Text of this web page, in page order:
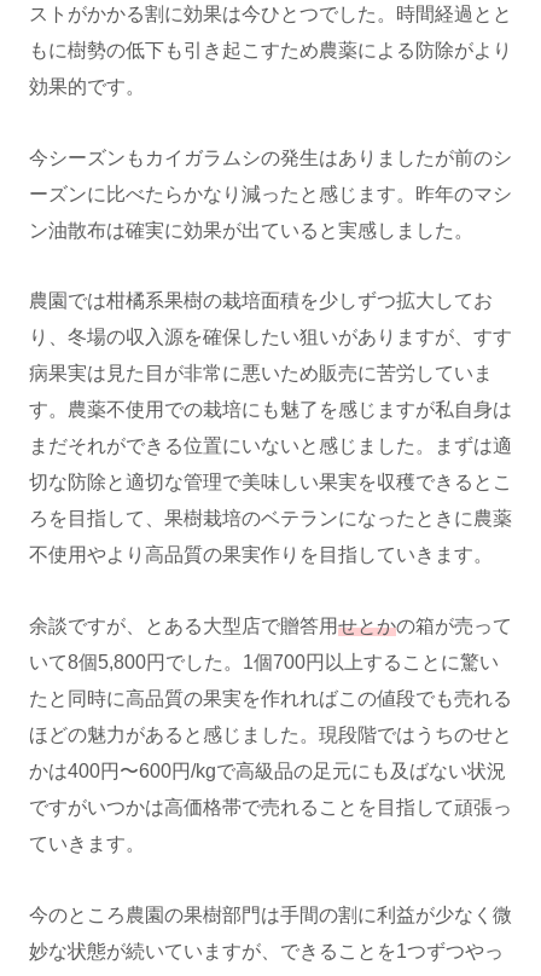
ストがかかる割に効果は今ひとつでした。時間経過とと
もに樹勢の低下も引き起こすため農薬による防除がより
効果的です。
今シーズンもカイガラムシの発生はありましたが前のシ
ーズンに比べたらかなり減ったと感じます。昨年のマシ
ン油散布は確実に効果が出ていると実感しました。
農園では柑橘系果樹の栽培面積を少しずつ拡大してお
り、冬場の収入源を確保したい狙いがありますが、すす
病果実は見た目が非常に悪いため販売に苦労していま
す。農薬不使用での栽培にも魅了を感じますが私自身は
まだそれができる位置にいないと感じました。まずは適
切な防除と適切な管理で美味しい果実を収穫できるとこ
ろを目指して、果樹栽培のベテランになったときに農薬
不使用やより高品質の果実作りを目指していきます。
余談ですが、とある大型店で贈答用せとかの箱が売って
いて8個5,800円でした。1個700円以上することに驚い
たと同時に高品質の果実を作れればこの値段でも売れる
ほどの魅力があると感じました。現段階ではうちのせと
かは400円〜600円/kgで高級品の足元にも及ばない状況
ですがいつかは高価格帯で売れることを目指して頑張っ
ていきます。
今のところ農園の果樹部門は手間の割に利益が少なく微
妙な状態が続いていますが、できることを1つずつやっ